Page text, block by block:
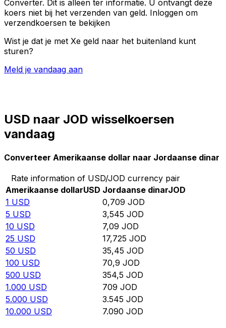
Converter. Dit is alleen ter informatie. U ontvangt deze
koers niet bij het verzenden van geld. Inloggen om
verzendkoersen te bekijken
Wist je dat je met Xe geld naar het buitenland kunt
sturen?
Meld je vandaag aan
USD naar JOD wisselkoersen
vandaag
Converteer Amerikaanse dollar naar Jordaanse dinar
Rate information of USD/JOD currency pair
Amerikaanse dollarUSD Jordaanse dinarJOD
1 USD 0,709 JOD
5 USD 3,545 JOD
10 USD 7,09 JOD
25 USD 17,725 JOD
50 USD 35,45 JOD
100 USD 70,9 JOD
500 USD 354,5 JOD
1.000 USD 709 JOD
5.000 USD 3.545 JOD
10.000 USD 7.090 JOD